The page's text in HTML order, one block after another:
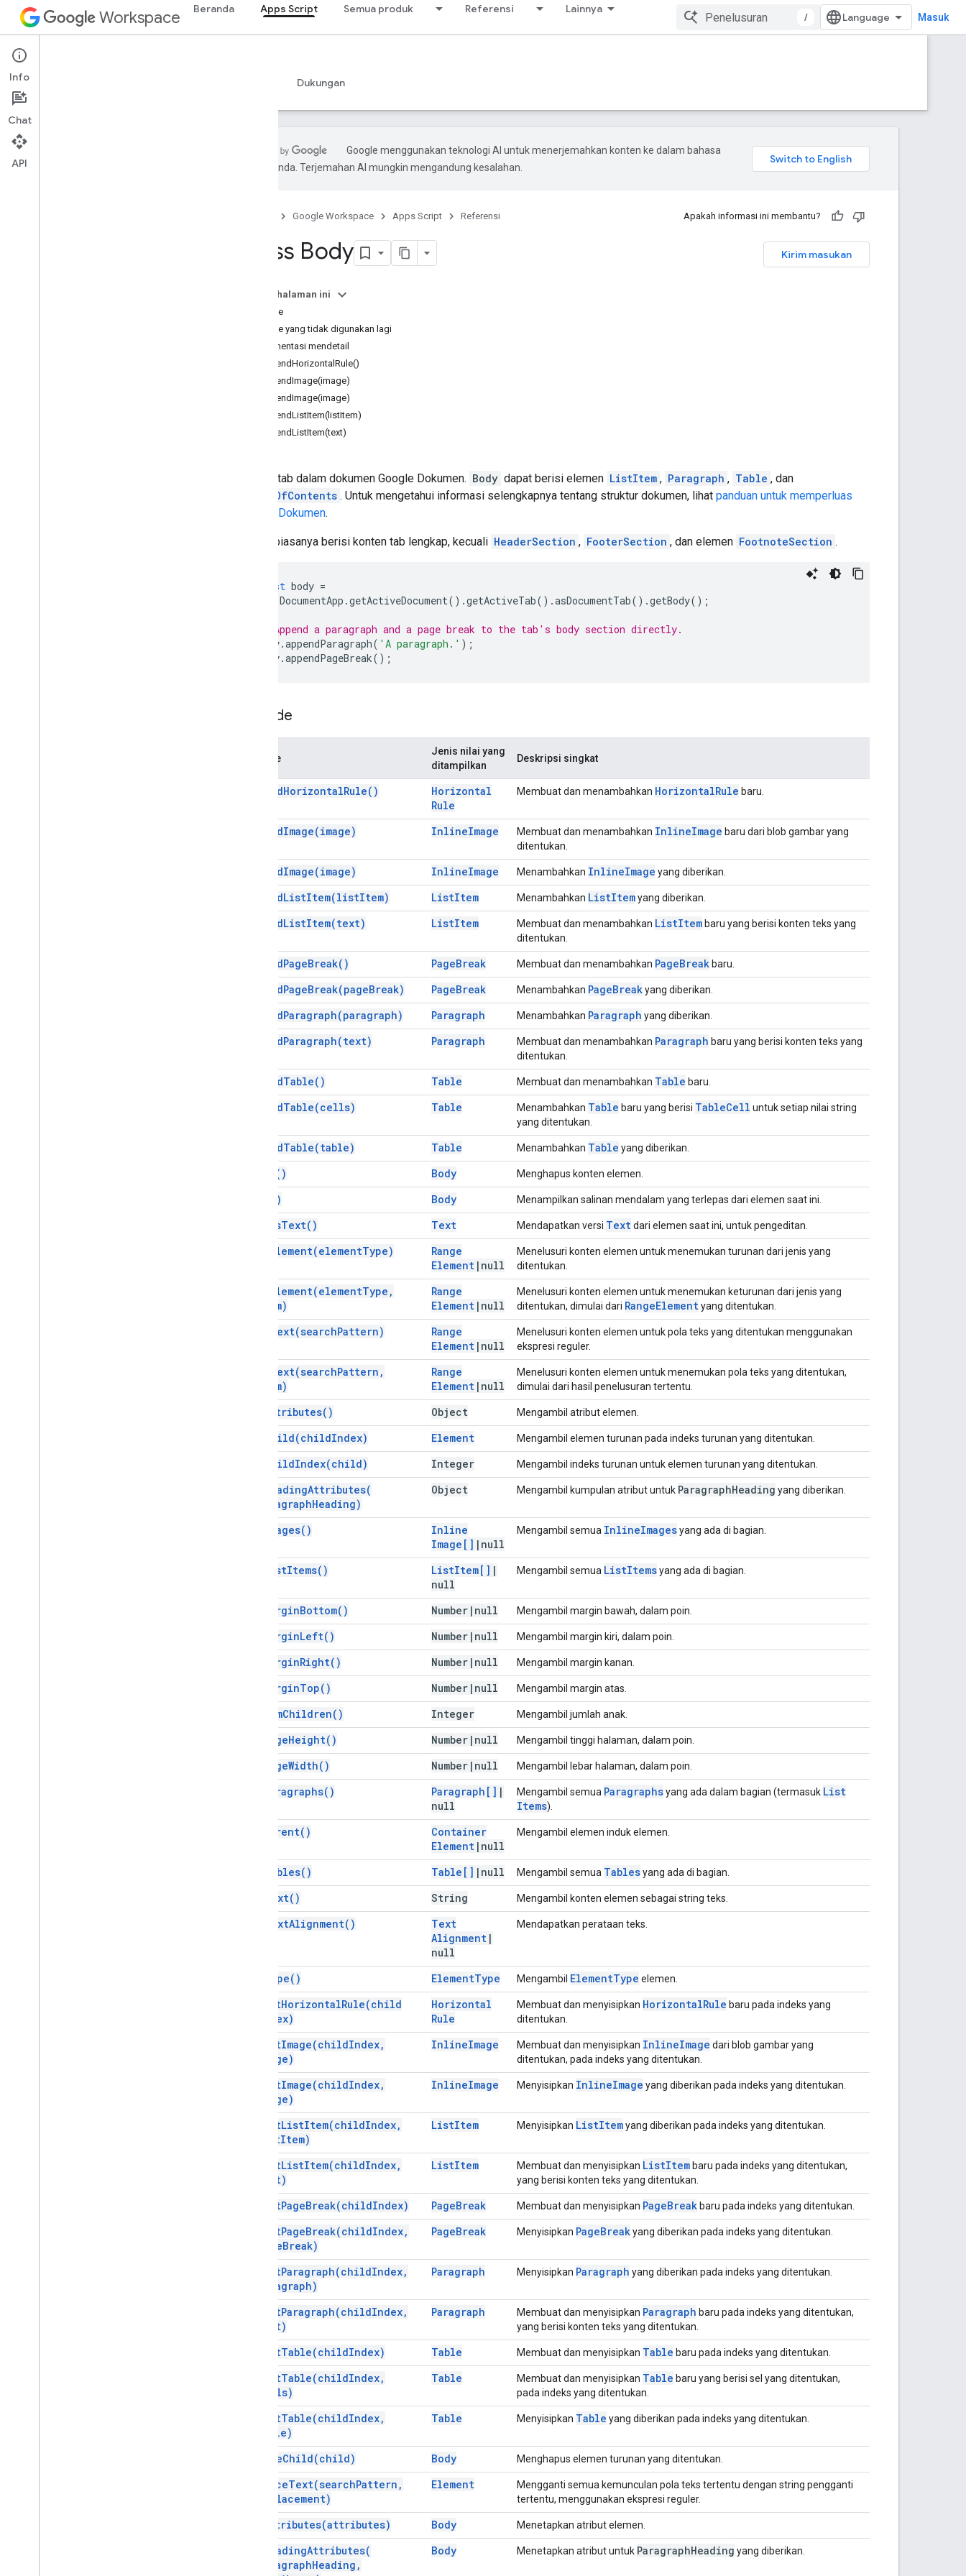
Workspace Beranda Apps Script Semua produk Referensi Lainnya
/ Masuk
Apps Script
Ringkasan Dukungan
Google menggunakan teknologi AI untuk menerjemahkan konten ke dalam bahasa
pilihan Anda. Terjemahan AI mungkin mengandung kesalahan.
Google Workspace Apps Script Referensi Apakah informasi ini membantu?
Kirim masukan
Class Body
Pada halaman ini
Metode
Metode yang tidak digunakan lagi
Dokumentasi mendetail
appendHorizontalRule()
appendImage(image)
appendImage(image)
appendListItem(listItem)
appendListItem(text)
Konten tab dalam dokumen Google Dokumen. Body dapat berisi elemen ListItem , Paragraph , Table , dan
TableOfContents . Untuk mengetahui informasi selengkapnya tentang struktur dokumen, lihat panduan untuk memperluas
Google Dokumen.
biasanya berisi konten tab lengkap, kecuali HeaderSection , FooterSection , dan elemen FootnoteSection .
const body =
DocumentApp .getActiveDocument().getActiveTab().asDocumentTab().getBody();
// Append a paragraph and a page break to the tab's body section directly.
body.appendParagraph( 'A paragraph.' );
body.appendPageBreak();
Metode
Metode
Jenis nilai yang
ditampilkan
Deskripsi singkat
appendHorizontalRule( )
Horizontal
Rule
Membuat dan menambahkan HorizontalRule baru.
appendImage(image) InlineImage Membuat dan menambahkan InlineImage baru dari blob gambar yang
ditentukan.
appendImage(image) InlineImage Menambahkan InlineImage yang diberikan.
appendListItem(listItem) ListItem Menambahkan ListItemyang diberikan.
appendListItem(text) ListItem Membuat dan menambahkan ListItem baru yang berisi konten teks yang
ditentukan.
appendPageBreak( ) PageBreak Membuat dan menambahkan PageBreak baru.
appendPageBreak(pageBreak) PageBreak Menambahkan PageBreakyang diberikan.
appendParagraph(paragraph) Paragraph Menambahkan Paragraph yang diberikan.
appendParagraph(text) Paragraph Membuat dan menambahkan Paragraph baru yang berisi konten teks yang
ditentukan.
appendTable( ) Table Membuat dan menambahkan Table baru.
appendTable(cells) Table Menambahkan Table baru yang berisi TableCell untuk setiap nilai string
yang ditentukan.
appendTable(table) Table Menambahkan Table yang diberikan.
clear( ) Body Menghapus konten elemen.
) Body Menampilkan salinan mendalam yang terlepas dari elemen saat ini.
AsText( ) Text Mendapatkan versi Textdari elemen saat ini, untuk pengeditan.
Element(elementType)
Range
Element | null
Menelusuri konten elemen untuk menemukan turunan dari jenis yang
ditentukan.
Element(elementType ,
from)
Range
Element | null
Menelusuri konten elemen untuk menemukan keturunan dari jenis yang
ditentukan, dimulai dari RangeElementyang ditentukan.
Text(searchPattern)
Range
Element | null
Menelusuri konten elemen untuk pola teks yang ditentukan menggunakan
ekspresi reguler.
Text(searchPattern ,
from)
Range
Element | null
Menelusuri konten elemen untuk menemukan pola teks yang ditentukan,
dimulai dari hasil penelusuran tertentu.
Attributes( ) Object Mengambil atribut elemen.
Child(childIndex) Element Mengambil elemen turunan pada indeks turunan yang ditentukan.
ChildIndex(child) Integer Mengambil indeks turunan untuk elemen turunan yang ditentukan.
HeadingAttributes(
paragraphHeading)
Object Mengambil kumpulan atribut untuk ParagraphHeading yang diberikan.
Images( )
Inline
Image[] | null
Mengambil semua InlineImagesyang ada di bagian.
ListItems( ) ListItem[] |
null
Mengambil semua ListItemsyang ada di bagian.
MarginBottom( ) Number | null Mengambil margin bawah, dalam poin.
MarginLeft( ) Number | null Mengambil margin kiri, dalam poin.
MarginRight( ) Number | null Mengambil margin kanan.
MarginTop( ) Number | null Mengambil margin atas.
NumChildren( ) Integer Mengambil jumlah anak.
PageHeight( ) Number | null Mengambil tinggi halaman, dalam poin.
PageWidth( ) Number | null Mengambil lebar halaman, dalam poin.
Paragraphs( ) Paragraph[] |
null
Mengambil semua Paragraphsyang ada dalam bagian (termasuk List
Items).
Parent( )
Container
Element | null
Mengambil elemen induk elemen.
Tables( ) Table[] | null Mengambil semua Tablesyang ada di bagian.
Text( ) String Mengambil konten elemen sebagai string teks.
TextAlignment( )
Text
Alignment |
null
Mendapatkan perataan teks.
Type( ) ElementType Mengambil ElementType elemen.
insertHorizontalRule(child
Index)
Horizontal
Rule
Membuat dan menyisipkan HorizontalRule baru pada indeks yang
ditentukan.
insertImage(childIndex,
image)
InlineImage Membuat dan menyisipkan InlineImage dari blob gambar yang
ditentukan, pada indeks yang ditentukan.
insertImage(childIndex,
image)
InlineImage Menyisipkan InlineImage yang diberikan pada indeks yang ditentukan.
insertListItem(childIndex,
listItem)
ListItem Menyisipkan ListItemyang diberikan pada indeks yang ditentukan.
insertListItem(childIndex,
text)
ListItem Membuat dan menyisipkan ListItem baru pada indeks yang ditentukan,
yang berisi konten teks yang ditentukan.
insertPageBreak(childIndex) PageBreak Membuat dan menyisipkan PageBreak baru pada indeks yang ditentukan.
insertPageBreak(childIndex,
pageBreak)
PageBreak Menyisipkan PageBreakyang diberikan pada indeks yang ditentukan.
insertParagraph(childIndex,
paragraph)
Paragraph Menyisipkan Paragraph yang diberikan pada indeks yang ditentukan.
insertParagraph(childIndex,
text)
Paragraph Membuat dan menyisipkan Paragraph baru pada indeks yang ditentukan,
yang berisi konten teks yang ditentukan.
insertTable(childIndex) Table Membuat dan menyisipkan Table baru pada indeks yang ditentukan.
insertTable(childIndex,
cells)
Table Membuat dan menyisipkan Table baru yang berisi sel yang ditentukan,
pada indeks yang ditentukan.
insertTable(childIndex,
table)
Table Menyisipkan Table yang diberikan pada indeks yang ditentukan.
removeChild(child) Body Menghapus elemen turunan yang ditentukan.
replaceText(searchPattern ,
replacement)
Element
Mengganti semua kemunculan pola teks tertentu dengan string pengganti
tertentu, menggunakan ekspresi reguler.
Attributes(attributes) Body Menetapkan atribut elemen.
HeadingAttributes(
paragraphHeading ,
Body Menetapkan atribut untuk ParagraphHeading yang diberikan.
Info
Chat
API